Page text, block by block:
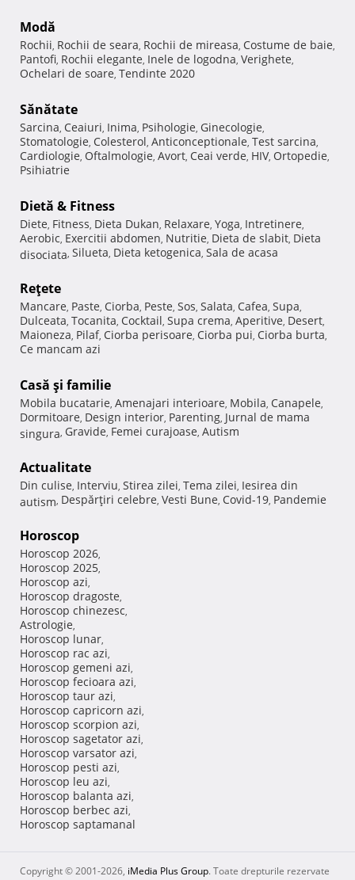
Modă
Rochii, Rochii de seara, Rochii de mireasa, Costume de baie,
Pantofi, Rochii elegante, Inele de logodna, Verighete,
Ochelari de soare, Tendinte 2020
Sănătate
Sarcina, Ceaiuri, Inima, Psihologie, Ginecologie,
Stomatologie, Colesterol, Anticonceptionale, Test sarcina,
Cardiologie, Oftalmologie, Avort, Ceai verde, HIV, Ortopedie,
Psihiatrie
Dietă & Fitness
Diete, Fitness, Dieta Dukan, Relaxare, Yoga, Intretinere,
Aerobic, Exercitii abdomen, Nutritie, Dieta de slabit, Dieta
disociata, Silueta, Dieta ketogenica, Sala de acasa
Reţete
Mancare, Paste, Ciorba, Peste, Sos, Salata, Cafea, Supa,
Dulceata, Tocanita, Cocktail, Supa crema, Aperitive, Desert,
Maioneza, Pilaf, Ciorba perisoare, Ciorba pui, Ciorba burta,
Ce mancam azi
Casă şi familie
Mobila bucatarie, Amenajari interioare, Mobila, Canapele,
Dormitoare, Design interior, Parenting, Jurnal de mama
singura, Gravide, Femei curajoase, Autism
Actualitate
Din culise, Interviu, Stirea zilei, Tema zilei, Iesirea din
autism, Despărţiri celebre, Vesti Bune, Covid-19, Pandemie
Horoscop
Horoscop 2026,
Horoscop 2025,
Horoscop azi,
Horoscop dragoste,
Horoscop chinezesc,
Astrologie,
Horoscop lunar,
Horoscop rac azi,
Horoscop gemeni azi,
Horoscop fecioara azi,
Horoscop taur azi,
Horoscop capricorn azi,
Horoscop scorpion azi,
Horoscop sagetator azi,
Horoscop varsator azi,
Horoscop pesti azi,
Horoscop leu azi,
Horoscop balanta azi,
Horoscop berbec azi,
Horoscop saptamanal
Copyright © 2001-2026, iMedia Plus Group. Toate drepturile rezervate